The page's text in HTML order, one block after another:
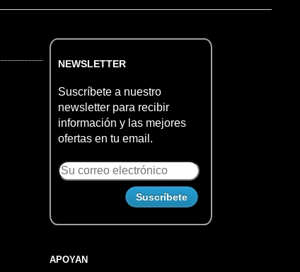
NEWSLETTER
Suscríbete a nuestro
newsletter para recibir
información y las mejores
ofertas en tu email.
APOYAN